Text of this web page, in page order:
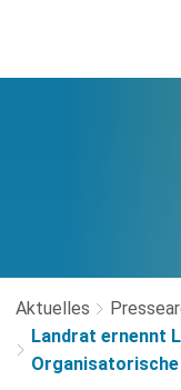
Aktuelles
Landrat ernennt